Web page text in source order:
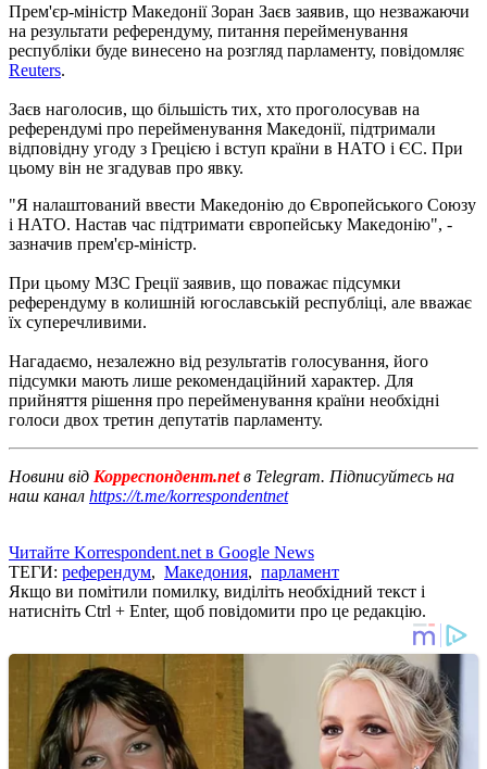
Прем'єр-міністр Македонії Зоран Заєв заявив, що незважаючи
на результати референдуму, питання перейменування
республіки буде винесено на розгляд парламенту, повідомляє
Reuters.
Заєв наголосив, що більшість тих, хто проголосував на
референдумі про перейменування Македонії, підтримали
відповідну угоду з Грецією і вступ країни в НАТО і ЄС. При
цьому він не згадував про явку.
"Я налаштований ввести Македонію до Європейського Союзу
і НАТО. Настав час підтримати європейську Македонію", -
зазначив прем'єр-міністр.
При цьому МЗС Греції заявив, що поважає підсумки
референдуму в колишній югославській республіці, але вважає
їх суперечливими.
Нагадаємо, незалежно від результатів голосування, його
підсумки мають лише рекомендаційний характер. Для
прийняття рішення про перейменування країни необхідні
голоси двох третин депутатів парламенту.
Новини від Корреспондент.netв Telegram. Підписуйтесь на
наш канал https://t.me/korrespondentnet
Читайте Korrespondent.net в Google News
ТЕГИ: референдум, Македония, парламент
Якщо ви помітили помилку, виділіть необхідний текст і
натисніть Ctrl + Enter, щоб повідомити про це редакцію.